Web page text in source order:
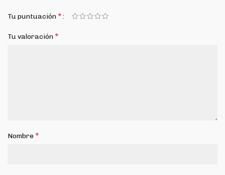
Tu puntuación*
Tu valoración*
Nombre*